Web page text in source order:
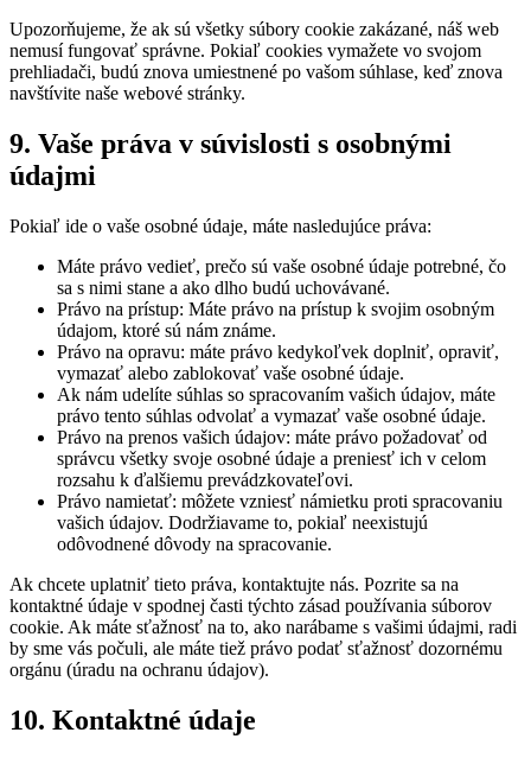
Upozorňujeme, že ak sú všetky súbory cookie zakázané, náš web
nemusí fungovať správne. Pokiaľ cookies vymažete vo svojom
prehliadači, budú znova umiestnené po vašom súhlase, keď znova
navštívite naše webové stránky.
9. Vaše práva v súvislosti s osobnými
údajmi
Pokiaľ ide o vaše osobné údaje, máte nasledujúce práva:
Máte právo vedieť, prečo sú vaše osobné údaje potrebné, čo
sa s nimi stane a ako dlho budú uchovávané.
Právo na prístup: Máte právo na prístup k svojim osobným
údajom, ktoré sú nám známe.
Právo na opravu: máte právo kedykoľvek doplniť, opraviť,
vymazať alebo zablokovať vaše osobné údaje.
Ak nám udelíte súhlas so spracovaním vašich údajov, máte
právo tento súhlas odvolať a vymazať vaše osobné údaje.
Právo na prenos vašich údajov: máte právo požadovať od
správcu všetky svoje osobné údaje a preniesť ich v celom
rozsahu k ďalšiemu prevádzkovateľovi.
Právo namietať: môžete vzniesť námietku proti spracovaniu
vašich údajov. Dodržiavame to, pokiaľ neexistujú
odôvodnené dôvody na spracovanie.
Ak chcete uplatniť tieto práva, kontaktujte nás. Pozrite sa na
kontaktné údaje v spodnej časti týchto zásad používania súborov
cookie. Ak máte sťažnosť na to, ako narábame s vašimi údajmi, radi
by sme vás počuli, ale máte tiež právo podať sťažnosť dozornému
orgánu (úradu na ochranu údajov).
10. Kontaktné údaje